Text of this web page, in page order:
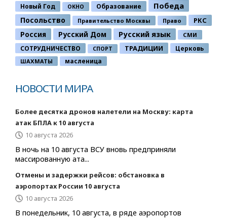
Новый Год ОКНО Образование Победа
Посольство Правительство Москвы Право РКС
Россия Русский Дом Русский язык СМИ
СОТРУДНИЧЕСТВО СПОРТ ТРАДИЦИИ Церковь
ШАХМАТЫ масленица
НОВОСТИ МИРА
Более десятка дронов налетели на Москву: карта
атак БПЛА к 10 августа
10 августа 2026
В ночь на 10 августа ВСУ вновь предприняли
массированную ата...
Отмены и задержки рейсов: обстановка в
аэропортах России 10 августа
10 августа 2026
В понедельник, 10 августа, в ряде аэропортов